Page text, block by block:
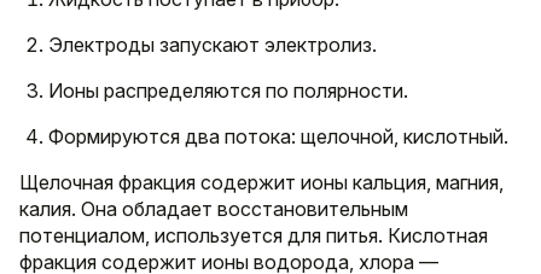
Электроды запускают электролиз.
Ионы распределяются по полярности.
Формируются два потока: щелочной, кислотный.
Щелочная фракция содержит ионы кальция, магния,
калия. Она обладает восстановительным
потенциалом, используется для питья. Кислотная
фракция содержит ионы водорода, хлора —